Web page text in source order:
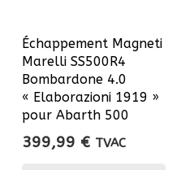
Échappement Magneti
Marelli SS500R4
Bombardone 4.0
« Elaborazioni 1919 »
pour Abarth 500
399,99 € TVAC